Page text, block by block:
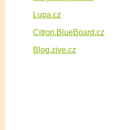
Lupa.cz
Citron.BlueBoard.cz
Blog.zive.cz